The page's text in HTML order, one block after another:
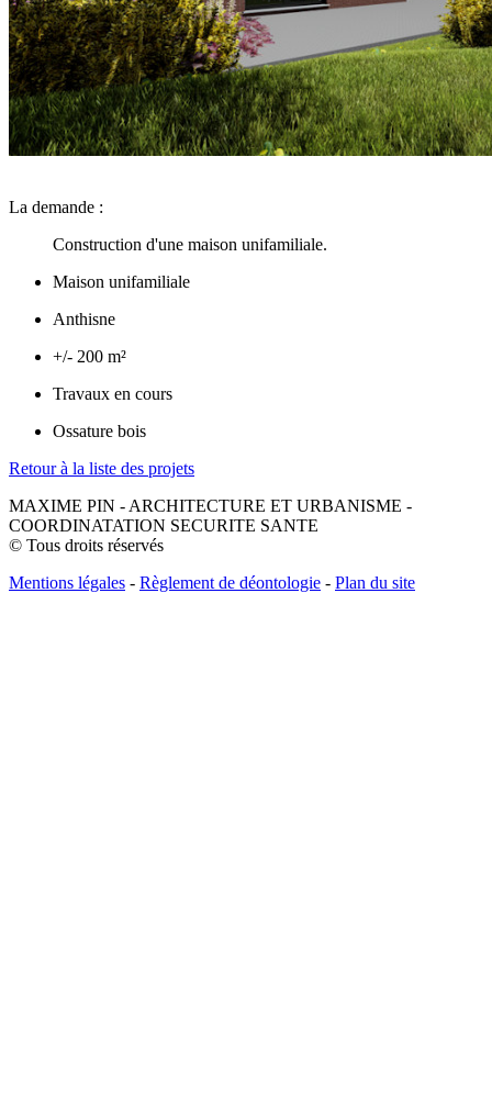
La demande :
Construction d'une maison unifamiliale.
Maison unifamiliale
Anthisne
+/- 200 m²
Travaux en cours
Ossature bois
Retour à la liste des projets
MAXIME PIN - ARCHITECTURE ET URBANISME -
COORDINATATION SECURITE SANTE
© Tous droits réservés
Mentions légales - Règlement de déontologie - Plan du site